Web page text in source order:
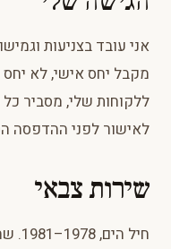
אני עובד בצניעות
מקבל יחס אישי, לא יחס
ללקוחות שלי, מסביר כל
לאישור לפני ההדפסה
שירות צבאי
חיל